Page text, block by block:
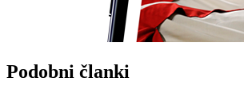
Podobni članki